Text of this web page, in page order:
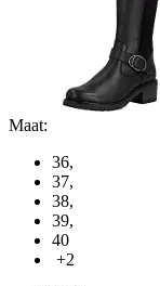
Maat:
36,
37,
38,
39,
40
+2